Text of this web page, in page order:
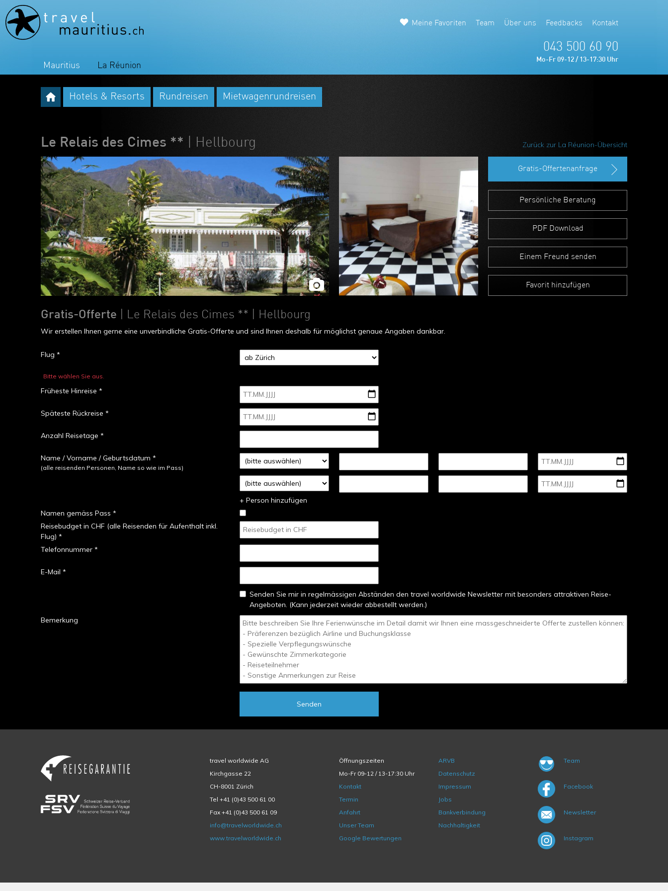
Mauritius La Réunion
Meine Favoriten Team Über uns Feedbacks Kontakt
043 500 60 90
Mo-Fr 09-12 / 13-17:30 Uhr
Hotels & Resorts Rundreisen Mietwagenrundreisen
Zurück zur La Réunion-Übersicht
Le Relais des Cimes ** | Hellbourg
Gratis-Offertenanfrage
Persönliche Beratung
PDF Download
Einem Freund senden
Favorit hinzufügen
Gratis-Offerte | Le Relais des Cimes ** | Hellbourg
Wir erstellen Ihnen gerne eine unverbindliche Gratis-Offerte und sind Ihnen deshalb für möglichst genaue Angaben dankbar.
Flug *
Bitte wählen Sie aus.
Früheste Hinreise *
Späteste Rückreise *
Anzahl Reisetage *
Name / Vorname / Geburtsdatum *
(alle reisenden Personen, Name so wie im Pass)
+ Person hinzufügen
Namen gemäss Pass *
Reisebudget in CHF (alle Reisenden für Aufenthalt inkl.
Flug) *
Telefonnummer *
E-Mail *
Senden Sie mir in regelmässigen Abständen den travel worldwide Newsletter mit besonders attraktiven Reise-
Angeboten. (Kann jederzeit wieder abbestellt werden.)
Bemerkung
Senden
travel worldwide AG
Kirchgasse 22
CH-8001 Zürich
Tel +41 (0)43 500 61 00
Fax +41 (0)43 500 61 09
info@travelworldwide.ch
www.travelworldwide.ch
Öffnungszeiten
Mo-Fr 09-12 / 13-17:30 Uhr
Kontakt
Termin
Anfahrt
Unser Team
Google Bewertungen
ARVB
Datenschutz
Impressum
Jobs
Bankverbindung
Nachhaltigkeit
Team
Facebook
Newsletter
Instagram